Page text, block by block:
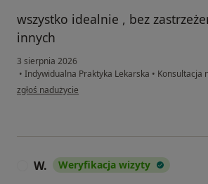
wszystko idealnie , bez
innych
3 sierpnia 2026
• Indywidualna Praktyka Lekarska • Konsultacja
w opinii użytkownika Piotr Dybek
zgłoś nadużycie
W. Weryfikacja wizyty